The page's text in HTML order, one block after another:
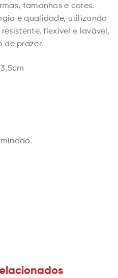
tamanhos e cores.
e qualidade, utilizando
flexível e lavável,
de prazer.